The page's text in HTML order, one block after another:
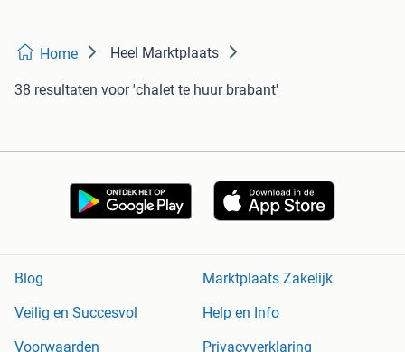
Home Heel Marktplaats
38 resultaten voor 'chalet te huur brabant'
Blog
Marktplaats Zakelijk
Veilig en Succesvol
Help en Info
Voorwaarden
Privacyverklaring